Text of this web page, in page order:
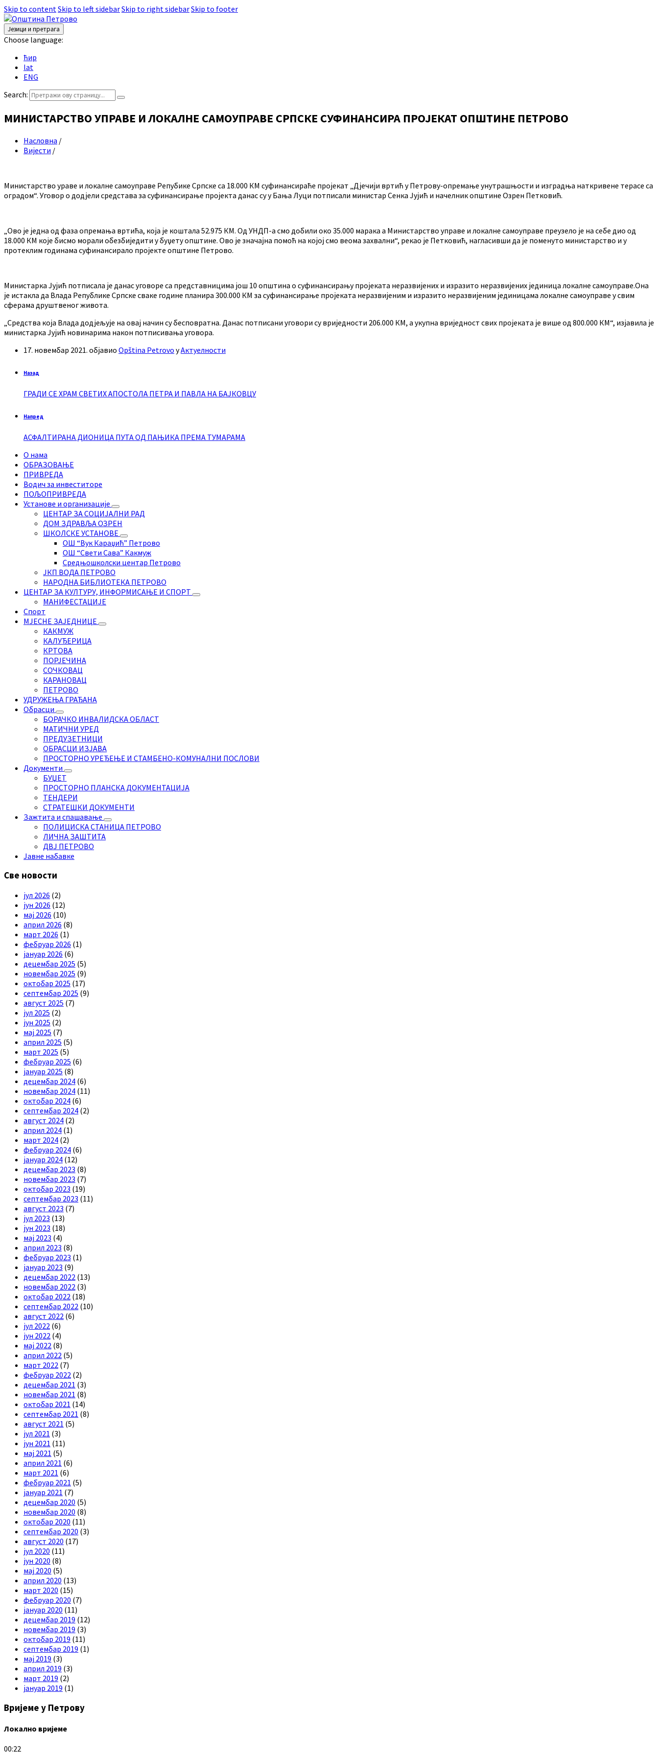
Skip to contentSkip to left sidebarSkip to right sidebarSkip to footer
Језици и претрага
Choose language:
ћир
lat
ENG
Search:
МИНИСТАРСТВО УПРАВЕ И ЛОКАЛНЕ САМОУПРАВЕ СРПСКЕ СУФИНАНСИРА ПРОЈЕКАТ ОПШТИНЕ ПЕТРОВО
Насловна /
Вијести /
Министарство ураве и локалне самоуправе Репубике Српске са 18.000 КМ суфинансираће пројекат „Дјечији вртић у Петрову-опремање унутрашњости и изградња наткривене терасе са
оградом“. Уговор о додјели средстава за суфинансирање пројекта данас су у Бања Луци потписали министар Сенка Јујић и начелник општине Озрен Петковић.
„Ово је једна од фаза опремања вртића, која је коштала 52.975 КМ. Од УНДП-а смо добили око 35.000 марака а Министарство управе и локалне самоуправе преузело је на себе дио од
18.000 КМ које бисмо морали обезбиједити у буџету општине. Ово је значајна помоћ на којој смо веома захвални“, рекао је Петковић, нагласивши да је поменуто министарство и у
протеклим годинама суфинансирало пројекте општине Петрово.
Министарка Јујић потписала је данас уговоре са представницима још 10 општина о суфинансирању пројеката неразвијених и изразито неразвијених јединица локалне самоуправе.Она
је истакла да Влада Републике Српске сваке године планира 300.000 КМ за суфинансирање пројеката неразвијеним и изразито неразвијеним јединицама локалне самоуправе у свим
сферама друштвеног живота.
„Средства која Влада додјељује на овај начин су бесповратна. Данас потписани уговори су вриједности 206.000 КМ, а укупна вриједност свих пројеката је више од 800.000 КМ“, изјавила је
министарка Јујић новинарима након потписивања уговора.
17. новембар 2021. објавио Opština Petrovo уАктуелности
Назад
ГРАДИ СЕ ХРАМ СВЕТИХ АПОСТОЛА ПЕТРА И ПАВЛА НА БАЈКОВЦУ
Напред
АСФАЛТИРАНА ДИОНИЦА ПУТА ОД ПАЊИКА ПРЕМА ТУМАРАМА
О нама
ОБРАЗОВАЊЕ
ПРИВРЕДА
Водич за инвеститоре
ПОЉОПРИВРЕДА
Установе и организације
ЦЕНТАР ЗА СОЦИЈАЛНИ РАД
ДОМ ЗДРАВЉА ОЗРЕН
ШКОЛСКЕ УСТАНОВЕ
ОШ “Вук Караџић” Петрово
ОШ “Свети Сава” Какмуж
Средњошколски центар Петрово
ЈКП ВОДА ПЕТРОВО
НАРОДНА БИБЛИОТЕКА ПЕТРОВО
ЦЕНТАР ЗА КУЛТУРУ, ИНФОРМИСАЊЕ И СПОРТ
МАНИФЕСТАЦИЈЕ
Спорт
МЈЕСНЕ ЗАЈЕДНИЦЕ
КАКМУЖ
КАЛУЂЕРИЦА
КРТОВА
ПОРЈЕЧИНА
СОЧКОВАЦ
КАРАНОВАЦ
ПЕТРОВО
УДРУЖЕЊА ГРАЂАНА
Обрасци
БОРАЧКО ИНВАЛИДСКА ОБЛАСТ
МАТИЧНИ УРЕД
ПРЕДУЗЕТНИЦИ
ОБРАСЦИ ИЗЈАВА
ПРОСТОРНО УРЕЂЕЊЕ И СТАМБЕНО-КОМУНАЛНИ ПОСЛОВИ
Документи
БУЏЕТ
ПРОСТОРНО ПЛАНСКА ДОКУМЕНТАЦИЈА
ТЕНДЕРИ
СТРАТЕШКИ ДОКУМЕНТИ
Зажтита и спашавање
ПОЛИЦИСКА СТАНИЦА ПЕТРОВО
ЛИЧНА ЗАШТИТА
ДВЈ ПЕТРОВО
Јавне набавке
Све новости
јул 2026 (2)
јун 2026 (12)
мај 2026 (10)
април 2026 (8)
март 2026 (1)
фебруар 2026 (1)
јануар 2026 (6)
децембар 2025 (5)
новембар 2025 (9)
октобар 2025 (17)
септембар 2025 (9)
август 2025 (7)
јул 2025 (2)
јун 2025 (2)
мај 2025 (7)
април 2025 (5)
март 2025 (5)
фебруар 2025 (6)
јануар 2025 (8)
децембар 2024 (6)
новембар 2024 (11)
октобар 2024 (6)
септембар 2024 (2)
август 2024 (2)
април 2024 (1)
март 2024 (2)
фебруар 2024 (6)
јануар 2024 (12)
децембар 2023 (8)
новембар 2023 (7)
октобар 2023 (19)
септембар 2023 (11)
август 2023 (7)
јул 2023 (13)
јун 2023 (18)
мај 2023 (4)
април 2023 (8)
фебруар 2023 (1)
јануар 2023 (9)
децембар 2022 (13)
новембар 2022 (3)
октобар 2022 (18)
септембар 2022 (10)
август 2022 (6)
јул 2022 (6)
јун 2022 (4)
мај 2022 (8)
април 2022 (5)
март 2022 (7)
фебруар 2022 (2)
децембар 2021 (3)
новембар 2021 (8)
октобар 2021 (14)
септембар 2021 (8)
август 2021 (5)
јул 2021 (3)
јун 2021 (11)
мај 2021 (5)
април 2021 (6)
март 2021 (6)
фебруар 2021 (5)
јануар 2021 (7)
децембар 2020 (5)
новембар 2020 (8)
октобар 2020 (11)
септембар 2020 (3)
август 2020 (17)
јул 2020 (11)
јун 2020 (8)
мај 2020 (5)
април 2020 (13)
март 2020 (15)
фебруар 2020 (7)
јануар 2020 (11)
децембар 2019 (12)
новембар 2019 (3)
октобар 2019 (11)
септембар 2019 (1)
мај 2019 (3)
април 2019 (3)
март 2019 (2)
јануар 2019 (1)
Вријеме у Петрову
Локално вријеме
00:22